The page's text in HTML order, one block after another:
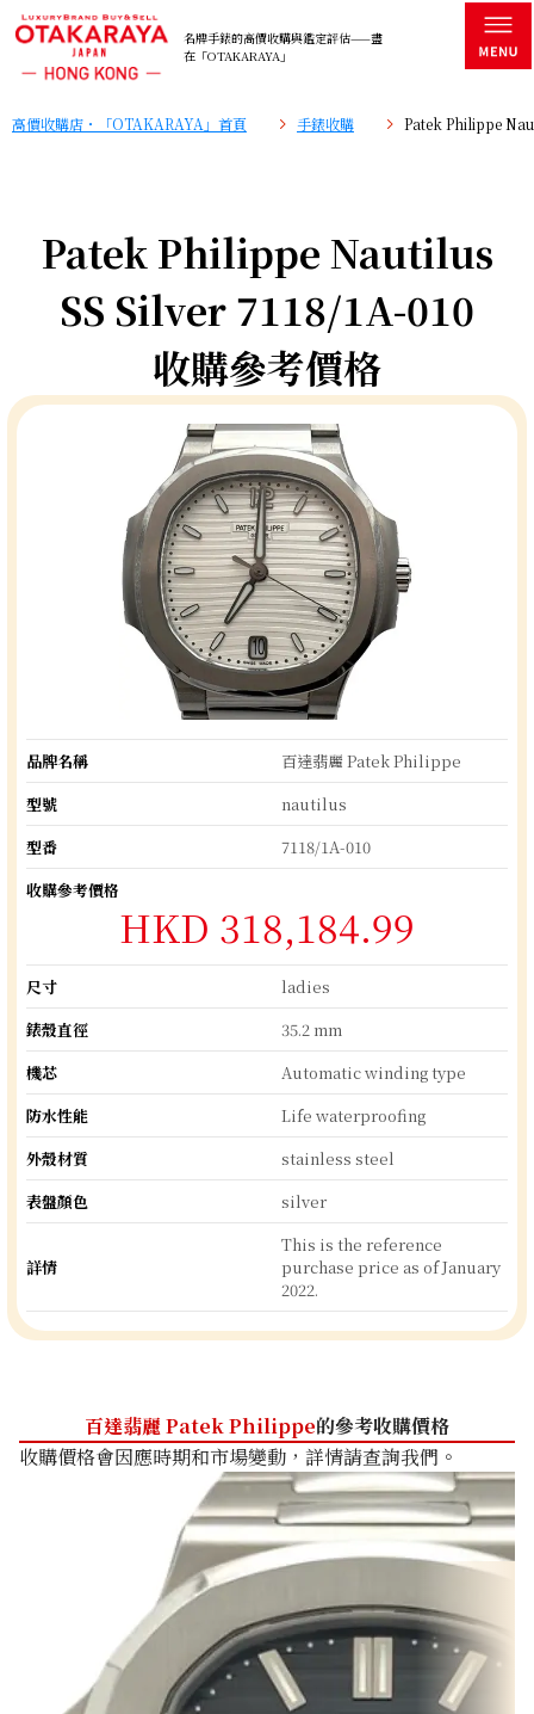
名牌手錶的高價收購與鑑定評估——盡
在「OTAKARAYA」
高價收購店・「OTAKARAYA」首頁 手錶收購 Patek Philippe
Patek Philippe Nautilus
SS Silver 7118/1A-010
收購參考價格
品牌名稱
百達翡麗 Patek Philippe
型號
nautilus
型番
7118/1A-010
收購參考價格
HKD 318,184.99
尺寸
ladies
錶殼直徑
35.2 mm
機芯
Automatic winding type
防水性能
Life waterproofing
外殼材質
stainless steel
表盤顏色
silver
詳情
This is the reference
purchase price as of January
2022.
百達翡麗 Patek Philippe的參考收購價格
收購價格會因應時期和市場變動，詳情請查詢我們。